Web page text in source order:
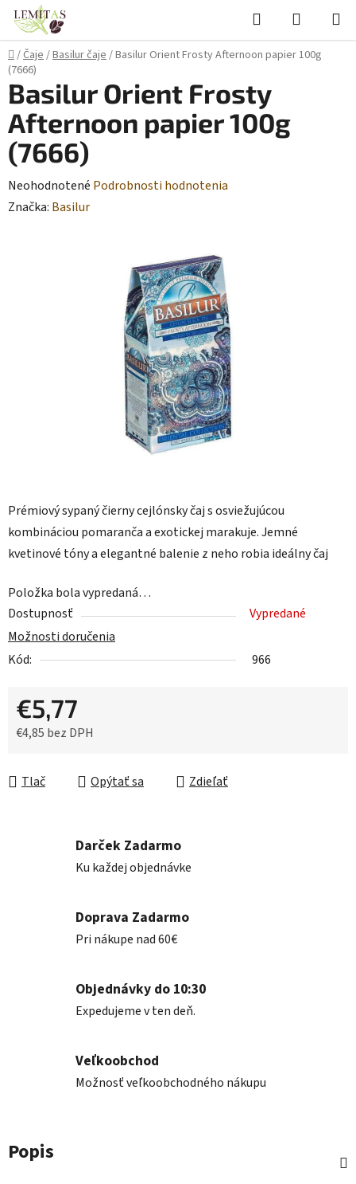
Prejsť
obsah
Hľadať
KOŠÍK
Domov
/Čaje/Basilur čaje/Basilur Orient Frosty Afternoon papier 100g
(7666)
Prémiový sypaný čierny cejlónsky čaj s osviežujúcou
kombináciou pomaranča a exotickej marakuje. Jemné
kvetinové tóny a elegantné balenie z neho robia ideálny čaj
Položka bola vypredaná…
Dostupnosť
Vypredané
Možnosti doručenia
Kód:
966
€5,77
€4,85 bez DPH
Tlač
Opýtať sa Zdieľať
Basilur Orient Frosty
Afternoon papier 100g
(7666)
Priemerné
hodnotenie
Neohodnotené Podrobnosti hodnotenia
Značka: Basilur
Darček Zadarmo
Ku každej objednávke
Doprava Zadarmo
Pri nákupe nad 60€
Objednávky do 10:30
Expedujeme v ten deň.
Veľkoobchod
Možnosť veľkoobchodného nákupu
Popis